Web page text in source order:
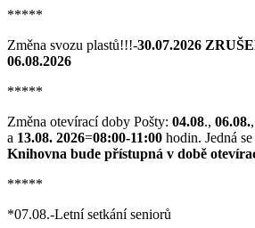
*****
Změna svozu plastů!!!-30.07.2026
06.08.2026
*****
Změna otevírací doby Pošty: 04.08., 06.08.,
a 13.08. 2026=08:00-11:00 hodin. Jedná
Knihovna bude přístupná v době
*****
*07.08.-Letní setkání seniorů